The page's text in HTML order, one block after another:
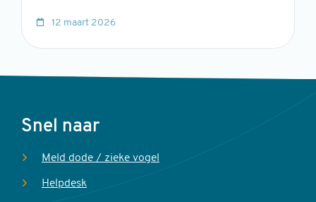
12 maart 2026
Voet
Snel naar
Meld dode / zieke vogel
Helpdesk